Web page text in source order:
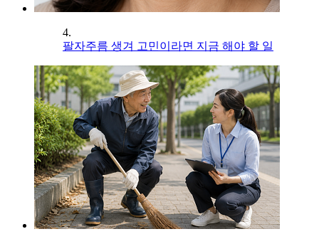
4.
팔자주름 생겨 고민이라면 지금 해야 할 일